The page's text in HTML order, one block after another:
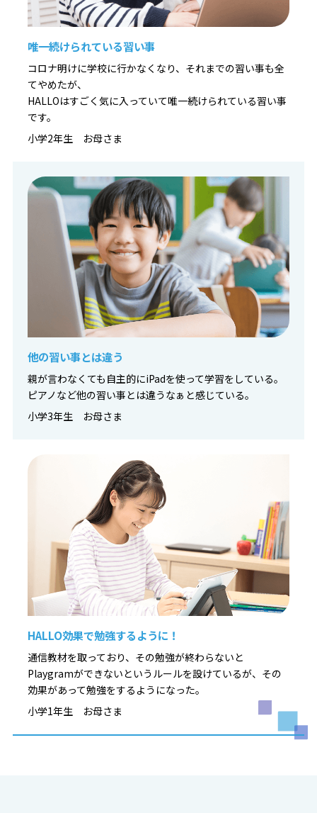
唯一続けられている習い事
コロナ明けに学校に行かなくなり、それまでの習い事も全
てやめたが、
HALLOはすごく気に入っていて唯一続けられている習い事
です。
小学2年生 お母さま
他の習い事とは違う
親が言わなくても自主的にiPadを使って学習をしている。
ピアノなど他の習い事とは違うなぁと感じている。
小学3年生 お母さま
HALLO効果で勉強するように！
通信教材を取っており、その勉強が終わらないと
Playgramができないというルールを設けているが、その
効果があって勉強をするようになった。
小学1年生 お母さま